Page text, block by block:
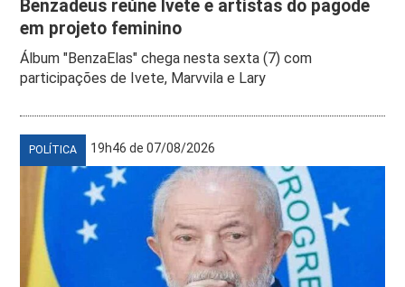
Benzadeus reúne Ivete e artistas do pagode
em projeto feminino
Álbum "BenzaElas" chega nesta sexta (7) com
participações de Ivete, Marvvila e Lary
POLÍTICA 19h46 de 07/08/2026